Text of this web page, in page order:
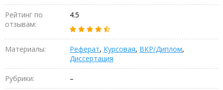
Рейтинг по
отзывам:
4.5
Материалы: Реферат, Курсовая, ВКР/Диплом,
Диссертация
Рубрики: –